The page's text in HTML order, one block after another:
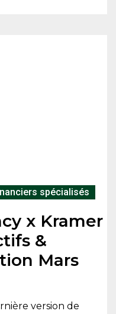
spécialisés
x Kramer
&
Mars
version de